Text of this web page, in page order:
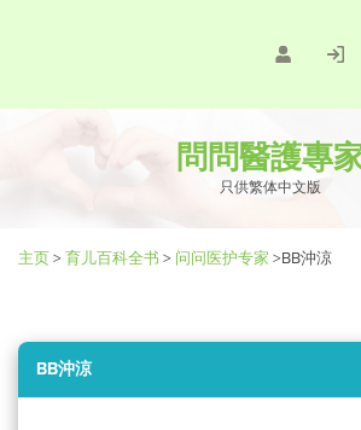
問問醫護專
只供繁体中文版
主页> 育儿百科全书 > 问问医护专家 >BB沖涼
BB沖涼